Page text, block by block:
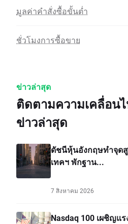
มูลค่าคำสั่งซื้อขั้นต่ำ
ชั่วโมงการซื้อขาย
ข่าวล่าสุด
ติดตามความเคลื่อน
ข่าวล่าสุด
ดัชนีหุ้นอังกฤษทำจุด
เทคฯ พักฐาน...
7 สิงหาคม 2026
Nasdaq 100 เผชิญแ